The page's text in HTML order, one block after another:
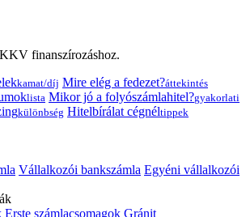
finanszírozáshoz.
kamat/díj Mire elég a fedezet?áttekintés
lista Mikor jó a folyószámlahitel?gyakorlati
különbség Hitelbírálat cégnéltippek
Vállalkozói bankszámla Egyéni vállalkozói
Erste számlacsomagok Gránit